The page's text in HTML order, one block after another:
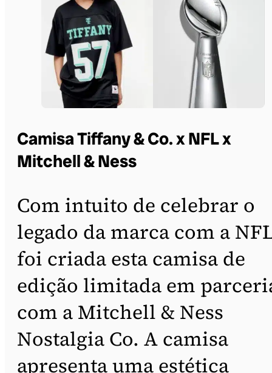
Camisa Tiffany & Co. x NFL x
Mitchell & Ness
Com intuito de celebrar o
legado da marca com a
foi criada esta camisa de
edição limitada em
com a Mitchell & Ness
Nostalgia Co. A camisa
apresenta uma estética